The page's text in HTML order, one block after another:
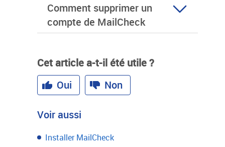
Comment supprimer un
compte de MailCheck
Cet article a-t-il été utile ?
Oui
Non
Voir aussi
Installer MailCheck